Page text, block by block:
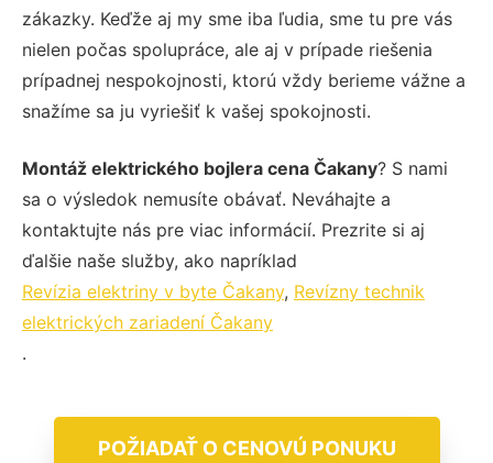
zákazky. Keďže aj my sme iba ľudia, sme tu pre vás
nielen počas spolupráce, ale aj v prípade riešenia
prípadnej nespokojnosti, ktorú vždy berieme vážne a
snažíme sa ju vyriešiť k vašej spokojnosti.
Montáž elektrického bojlera cena Čakany? S nami
sa o výsledok nemusíte obávať. Neváhajte a
kontaktujte nás pre viac informácií. Prezrite si aj
ďalšie naše služby, ako napríklad
Revízia elektriny v byte Čakany, Revízny technik
elektrických zariadení Čakany
.
POŽIADAŤ O CENOVÚ PONUKU